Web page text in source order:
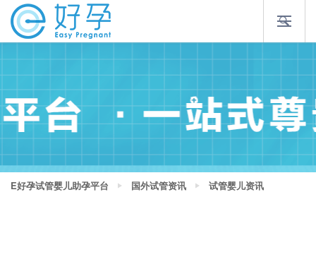
E好孕试管婴儿助孕平台 国外试管资讯 试管婴儿资讯